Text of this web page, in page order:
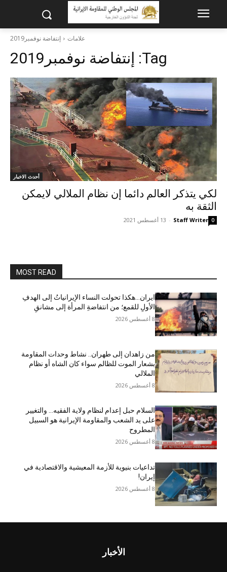
علامات إنتفاضة نوفمبر2019
Tag: إنتفاضة نوفمبر2019
أحدث الاخبار
لکي يتذکر العالم دائما إن نظام الملالي لايمکن
الثقة به
Staff Writer
- 13 أغسطس 2021 0
MOST READ
ایران…هکذا تحولت النساء الإيرانياتُ إلى الهدفِ
الأولِ للقمع؛ من انتفاضةِ المرأة إلى مشانقِ
8 أغسطس 2026
من زاهدان إلى طهران.. نشاط وحدات المقاومة
بشعار الموت للظالم سواء كان الشاه أو نظام
الملالي
8 أغسطس 2026
السلام حبل إعدام لنظام ولاية الفقيه… والتغيير
على يد الشعب والمقاومة الإيرانية هو السبيل
المطروح
8 أغسطس 2026
تداعيات بنيوية للأزمة المعيشية والاقتصادية في
إيران!
8 أغسطس 2026
الأخبار